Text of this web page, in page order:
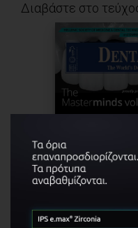
Διαβάστε στο